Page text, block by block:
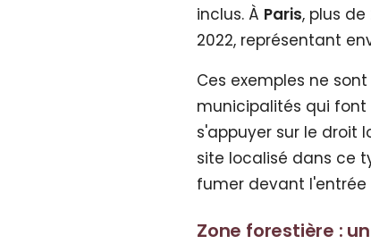
inclus. À Paris, plus
2022, représentant
Ces exemples ne
municipalités qui font
s'appuyer sur le droit
site localisé dans ce
fumer devant l'entrée
Zone forestière :